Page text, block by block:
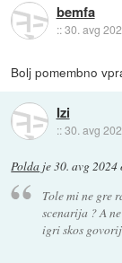
bemfa
::30. avg
Bolj pomembno
Izi
::30. avg
Polda je30. avg 2024
Tole mi ne gre
scenarija ? A
igri skos